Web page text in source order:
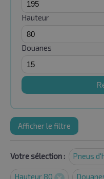
Hauteur
Douanes
Afficher le filtre
Votre sélection : Pneus
Hauteur 80